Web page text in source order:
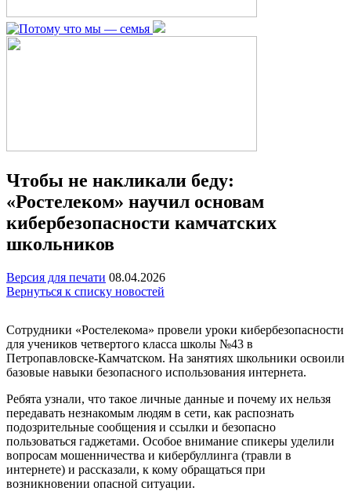
Чтобы не накликали беду:
«Ростелеком» научил основам
кибербезопасности камчатских
школьников
Версия для печати 08.04.2026
Вернуться к списку новостей
Сотрудники «Ростелекома» провели уроки кибербезопасности
для учеников четвертого класса школы №43 в
Петропавловске-Камчатском. На занятиях школьники освоили
базовые навыки безопасного использования интернета.
Ребята узнали, что такое личные данные и почему их нельзя
передавать незнакомым людям в сети, как распознать
подозрительные сообщения и ссылки и безопасно
пользоваться гаджетами. Особое внимание спикеры уделили
вопросам мошенничества и кибербуллинга (травли в
интернете) и рассказали, к кому обращаться при
возникновении опасной ситуации.